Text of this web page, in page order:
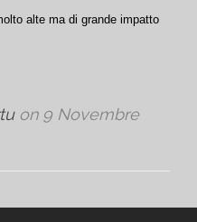
alte ma di grande impatto
on 9 Novembre